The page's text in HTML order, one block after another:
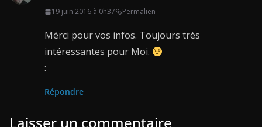
19 juin 2016 à 0h37 Permalien
Mérci pour vos infos. Toujours très
intéressantes pour Moi.
:
Répondre
Laisser un commentaire